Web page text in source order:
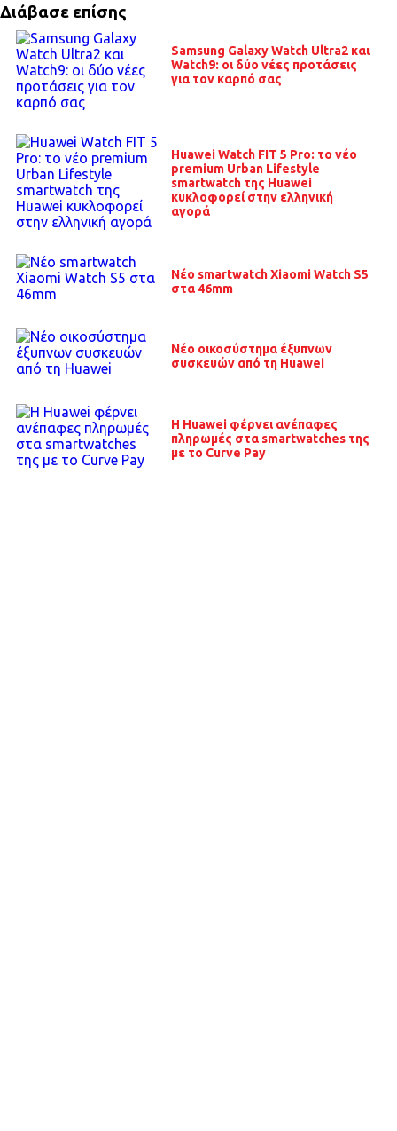
Διάβασε επίσης
Samsung Galaxy Watch Ultra2 και
Watch9: οι δύο νέες προτάσεις
για τον καρπό σας
Huawei Watch FIT 5 Pro: το νέο
premium Urban Lifestyle
smartwatch της Huawei
κυκλοφορεί στην ελληνική
αγορά
Νέο smartwatch Xiaomi Watch S5
στα 46mm
Νέο οικοσύστημα έξυπνων
συσκευών από τη Huawei
Η Huawei φέρνει ανέπαφες
πληρωμές στα smartwatches της
με το Curve Pay